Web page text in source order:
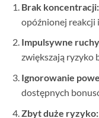
Brak koncentracji:
opóźnionej reakcji
Impulsywne
zwiększają ryzyko
Ignorowanie
dostępnych
Zbyt duże ryzyko: